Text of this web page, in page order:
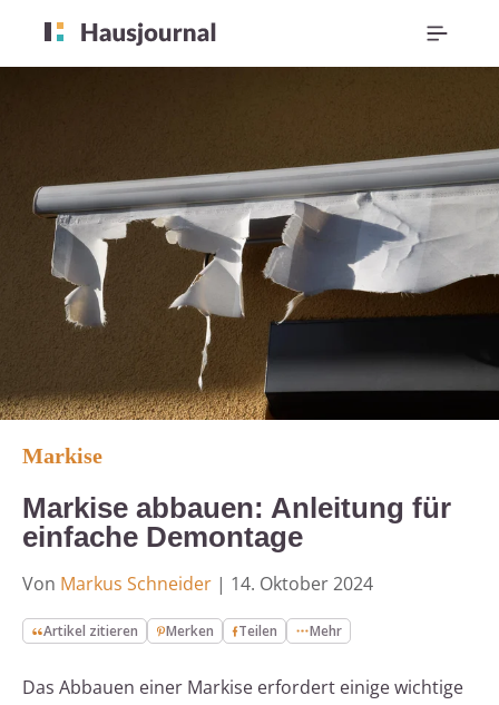
Markise
Markise abbauen: Anleitung für
einfache Demontage
Von Markus Schneider | 14. Oktober 2024
Artikel zitieren Merken Teilen Mehr
Das Abbauen einer Markise erfordert einige wichtige